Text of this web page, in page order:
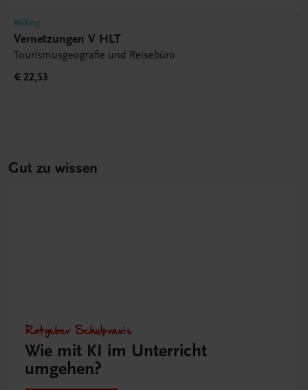
Bildung
Vernetzungen V HLT
Tourismusgeografie und Reisebüro
€ 22,53
Gut zu wissen
Ratgeber Schulpraxis
Wie mit KI im Unterricht
umgehen?